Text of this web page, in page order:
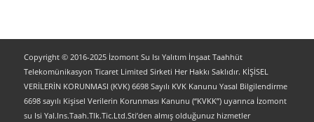
Copyright © 2016-2025 İzomont Su Isı Yalıtım İnşaat Taahhüt
Telekomünikasyon Ticaret Limited Sirketi Her Hakkı Saklıdır. KİŞİSEL
VERİLERİN KORUNMASI (KVK) 6698 Sayılı KVK Kanunu Yasal Bilgilendirme
6698 sayılı Kişisel Verilerin Korunması Kanunu (“KVKK”) uyarınca İzomont
su Isi Yal.Ins.Taah.Tlk.Tic.Ltd.Sti’den almış olduğunuz hizmetler